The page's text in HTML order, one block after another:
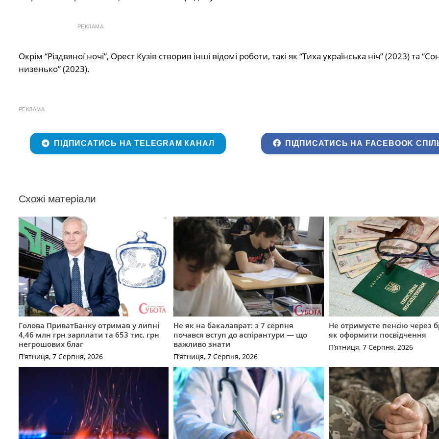
РЕКЛАМА
Окрім “Різдвяної ночі”, Орест Кузів створив інші відомі роботи, такі як “Тиха українська ніч” (2023) та
низенько” (2023).
РЕКЛАМА
ПІДПИСАТИСЬ НА TELEGRAM КАНАЛ ПІДПИСАТИСЬ НА FACEBOOK
Схожі матеріали
Голова ПриватБанку отримав у липні
4,46 млн грн зарплати та 653 тис. грн
негрошових благ
П’ятниця, 7 Серпня, 2026
Не як на бакалаврат: з 7 серпня
почався вступ до аспірантури — що
важливо знати
П’ятниця, 7 Серпня, 2026
Не отримуєте пенсію через
як оформити посвідчення
П’ятниця, 7 Серпня, 2026